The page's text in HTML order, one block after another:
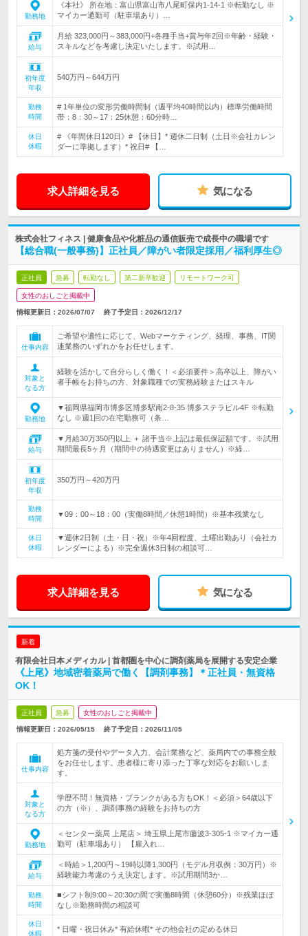
勤務地
《本社》 所在地：富山県富山市八尾町保内1-14-1 ※転勤なし ※
マイカー通勤可（駐車場あり）…
給与
月給 323,000円～383,000円+各種手当+賞与年2回※年齢・経験・
スキルなどを考慮し決定いたします。※試用…
初年度
年収
540万円～644万円
勤務
時間
# 1年単位の変形労働時間制（週平均40時間以内）標準労働時間
帯：8：30～17：25休憩：60分時…
休日
休暇
# 《年間休日120日》# 【休日】* 週休二日制（土日※会社カレン
ダーに準拠します）* 祝日# 【…
求人詳細を見る 気になる
株式会社フィネス | 健康食品や化粧品の通信販売で成長中の職場です
【総合職(一般事務)】正社員／障がい者限定採用／福利厚生◎
正社員 急募 転勤なし 第二新卒歓迎 リモートワーク可
女性のおしごと掲載中
情報更新日：2026/07/07 終了予定日： 2026/12/17
仕事内容
ご希望や適性に応じて、Webマーケティング、経理、事務、IT関
連業務のいずれかをお任せします。
対象と
なる方
経験を活かして自分らしく働く！＜必須要件＞高卒以上、障がい
者手帳をお持ちの方、対象職種での実務経験またはスキル
勤務地
▼福岡県福岡市博多区博多駅南2-8-35 博多ステラビル4F ※転勤
なし ※週1回の在宅勤務可（条…
給与
▼月給30万350円以上 ＋ 諸手当※上記は最低保証額です。※試用
期間最長5ヶ月（期間中の待遇変更はありません）※経…
初年度
年収
350万円～420万円
勤務
時間
▼09：00～18：00（実働8時間／休憩1時間）※基本残業なし
休日
休暇
▼週休2日制（土・日・祝）※年4回程度、土曜出勤あり（会社カ
レンダーによる）※完全週休3日制の相談可…
求人詳細を見る 気になる
新着
有限会社日本メディカル | 首都圏を中心に調剤薬局を展開する安定企業
《上尾》地域密着薬局で働く【調剤事務】＊正社員・無資格
OK！
正社員 急募 女性のおしごと掲載中
情報更新日：2026/05/15 終了予定日： 2026/11/05
仕事内容
処方箋の受付やデータ入力、会計業務など、薬局内での事務全般
をお任せします。患者様に寄り添った丁寧な対応をお願いしま
す。
対象と
なる方
学歴不問！無資格・ブランクがある方もOK！＜必須＞64歳以下
の方（※）、調剤事務の経験をお持ちの方
勤務地
＜センター薬局 上尾店＞ 埼玉県上尾市藤波3-305-1 ※マイカー通
勤可（駐車場あり） 【雇入れ…
給与
＜時給＞1,200円～19時以降1,300円（モデル月収例：30万円）※
経験能力考慮のうえ決定します。※試用期間3か…
勤務
時間
■シフト制9:00～20:30の間で実働8時間（休憩60分）※残業ほぼ
なし※勤務時間の相談可
休日
休暇
* 日曜・祝日休み* 有給休暇* その他会社の定める休日